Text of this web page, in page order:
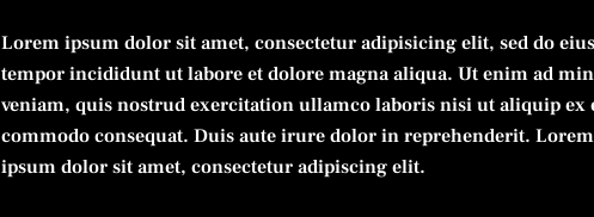
Lorem ipsum dolor sit amet, consectetur adipisicing elit, sed do
tempor incididunt ut labore et dolore magna aliqua. Ut enim ad
veniam, quis nostrud exercitation ullamco laboris nisi ut aliquip ex
commodo consequat. Duis aute irure dolor in reprehenderit. Lorem
ipsum dolor sit amet, consectetur adipiscing elit.